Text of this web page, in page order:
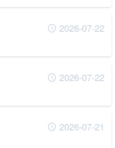
2026-07-22
2026-07-22
2026-07-21